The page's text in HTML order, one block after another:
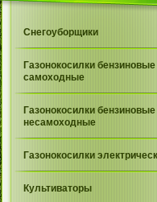
Снегоуборщики
Газонокосилки бензиновые
самоходные
Газонокосилки бензиновые
несамоходные
Газонокосилки
Культиваторы